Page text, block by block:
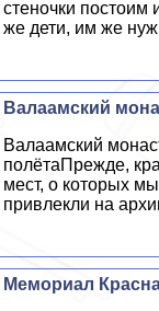
стеночки
же дети, им же
Валаамский
Валаамский
полётаПрежде,
мест, о которых
привлекли на
Мемориал